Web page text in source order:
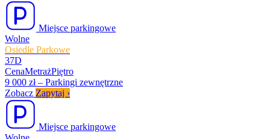
Miejsce parkingowe
Wolne
Osiedle Parkowe
37D
CenaMetrażPiętro
9 000 zł – Parkingi zewnętrzne
Zobacz Zapytaj ›
Miejsce parkingowe